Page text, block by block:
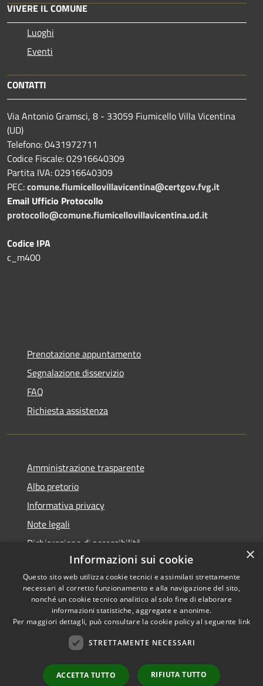
VIVERE IL COMUNE
Luoghi
Eventi
CONTATTI
Via Antonio Gramsci, 8 - 33059 Fiumicello Villa Vicentina
(UD)
Telefono: 0431972711
Codice Fiscale: 02916640309
Partita IVA: 02916640309
PEC:comune.fiumicellovillavicentina@certgov.fvg.it
Email Ufficio Protocollo
protocollo@comune.fiumicellovillavicentina.ud.it
Codice IPA
c_m400
Prenotazione appuntamento
Segnalazione disservizio
FAQ
Richiesta assistenza
Amministrazione trasparente
Albo pretorio
Informativa privacy
Note legali
Dichiarazione di accessibilità
Accessibilità
Privacy
Copyright ©
Comune di Fiumicello Villa
×
Informazioni sui cookie
Questo sito web utilizza cookie tecnici e assimilati strettamente
necessari al corretto funzionamento e alla navigazione del sito,
nonché un cookie tecnico analitico al solo fine di elaborare
informazioni statistiche, aggregate e anonime.
Per maggiori dettagli, può consultare la cookie policy al seguente link
STRETTAMENTE NECESSARI
ACCETTA TUTTO RIFIUTA TUTTO